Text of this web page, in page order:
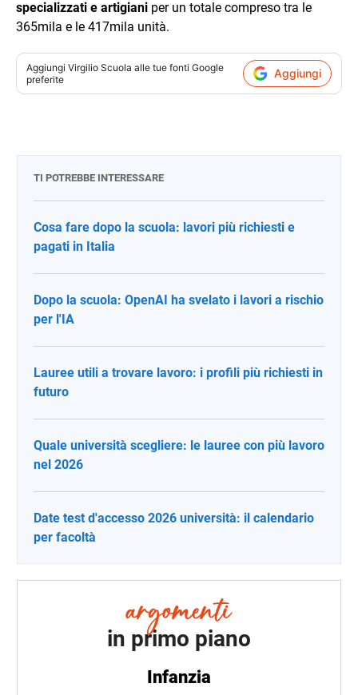
specializzati e artigiani per un totale compreso tra le
365mila e le 417mila unità.
Aggiungi Virgilio Scuola alle tue fonti Google
preferite
Aggiungi
TI POTREBBE INTERESSARE
Cosa fare dopo la scuola: lavori più richiesti e
pagati in Italia
Dopo la scuola: OpenAI ha svelato i lavori a rischio
per l'IA
Lauree utili a trovare lavoro: i profili più richiesti in
futuro
Quale università scegliere: le lauree con più lavoro
nel 2026
Date test d'accesso 2026 università: il calendario
per facoltà
in primo piano
Infanzia